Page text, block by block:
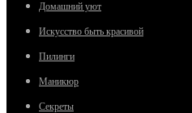
Домашний уют
Искусство быть красивой
Пилинги
Маникюр
Секреты